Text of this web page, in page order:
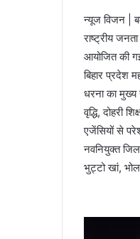
न्यूज विजन |
राष्ट्रीय
आयोजित की
बिहार प्रदेश
धरना का मुख्य
वृद्धि, दोहरी
एजेंसियों से
नवनियुक्त
भुट्टो खां,